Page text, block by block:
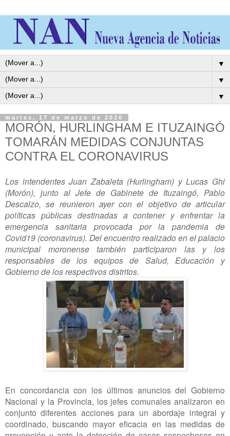
▼
▼
▼
martes, 17 de marzo de 2020
MORÓN, HURLINGHAM E ITUZAINGÓ
TOMARÁN MEDIDAS CONJUNTAS
CONTRA EL CORONAVIRUS
Los intendentes Juan Zabaleta (Hurlingham) y Lucas Ghi
(Morón), junto al Jefe de Gabinete de Ituzaingó, Pablo
Descalzo, se reunieron ayer con el objetivo de articular
políticas públicas destinadas a contener y enfrentar la
emergencia sanitaria provocada por la pandemia de
Covid19 (coronavirus). Del encuentro realizado en el palacio
municipal moronense también participaron las y los
responsables de los equipos de Salud, Educación y
Gobierno de los respectivos distritos.
En concordancia con los últimos anuncios del Gobierno
Nacional y la Provincia, los jefes comunales analizaron en
conjunto diferentes acciones para un abordaje integral y
coordinado, buscando mayor eficacia en las medidas de